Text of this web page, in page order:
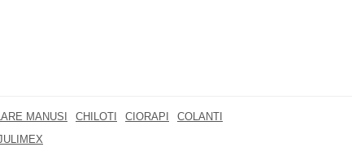
MANUSI CHILOTI CIORAPI
COLANTI